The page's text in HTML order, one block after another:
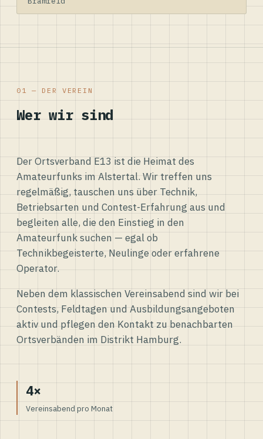
01 — DER VEREIN
Wer wir sind
Der Ortsverband E13 ist die Heimat des
Amateurfunks im Alstertal. Wir treffen uns
regelmäßig, tauschen uns über Technik,
Betriebsarten und Contest-Erfahrung aus und
begleiten alle, die den Einstieg in den
Amateurfunk suchen — egal ob
Technikbegeisterte, Neulinge oder erfahrene
Operator.
Neben dem klassischen Vereinsabend sind wir bei
Contests, Feldtagen und Ausbildungsangeboten
aktiv und pflegen den Kontakt zu benachbarten
Ortsverbänden im Distrikt Hamburg.
4×
Vereinsabend pro Monat